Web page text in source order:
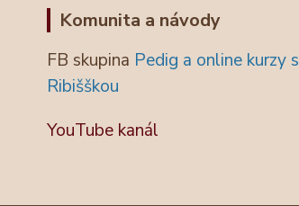
Komunita a návody
FB skupina Pedig a online kurzy s
Ribišškou
YouTube kanál